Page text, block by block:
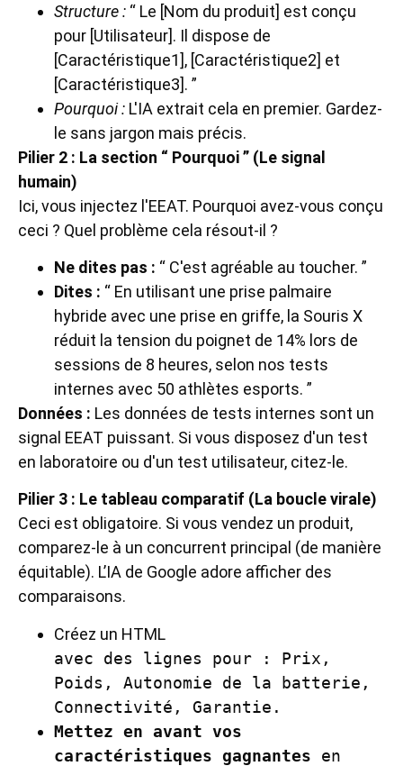
Structure : “ Le [Nom du produit] est conçu
pour [Utilisateur]. Il dispose de
[Caractéristique1], [Caractéristique2] et
[Caractéristique3]. ”
Pourquoi : L'IA extrait cela en premier. Gardez-
le sans jargon mais précis.
Pilier 2 : La section “ Pourquoi ” (Le signal
humain)
Ici, vous injectez l'EEAT. Pourquoi avez-vous conçu
ceci ? Quel problème cela résout-il ?
Ne dites pas : “ C'est agréable au toucher. ”
Dites : “ En utilisant une prise palmaire
hybride avec une prise en griffe, la Souris X
réduit la tension du poignet de 14% lors de
sessions de 8 heures, selon nos tests
internes avec 50 athlètes esports. ”
Données : Les données de tests internes sont un
signal EEAT puissant. Si vous disposez d'un test
en laboratoire ou d'un test utilisateur, citez-le.
Pilier 3 : Le tableau comparatif (La boucle virale)
Ceci est obligatoire. Si vous vendez un produit,
comparez-le à un concurrent principal (de manière
équitable). L’IA de Google adore afficher des
comparaisons.
Créez un HTML
avec des lignes pour : Prix,
Poids, Autonomie de la batterie,
Connectivité, Garantie.
Mettez en avant vos
caractéristiques gagnantes en